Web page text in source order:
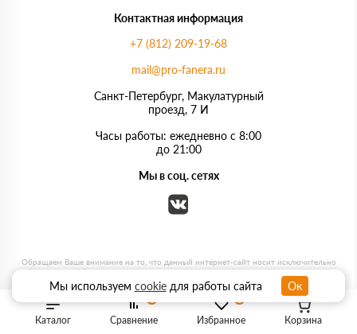
Каталог Избранное
Сравнение Корзина
Контактная информация
+7 (812) 209-19-68
mail@pro-fanera.ru
Санкт-Петербург, Макулатурный
проезд, 7 И
Часы работы: ежедневно с 8:00
до 21:00
Мы в соц. сетях
Мы используем cookieдля работы сайта Ок